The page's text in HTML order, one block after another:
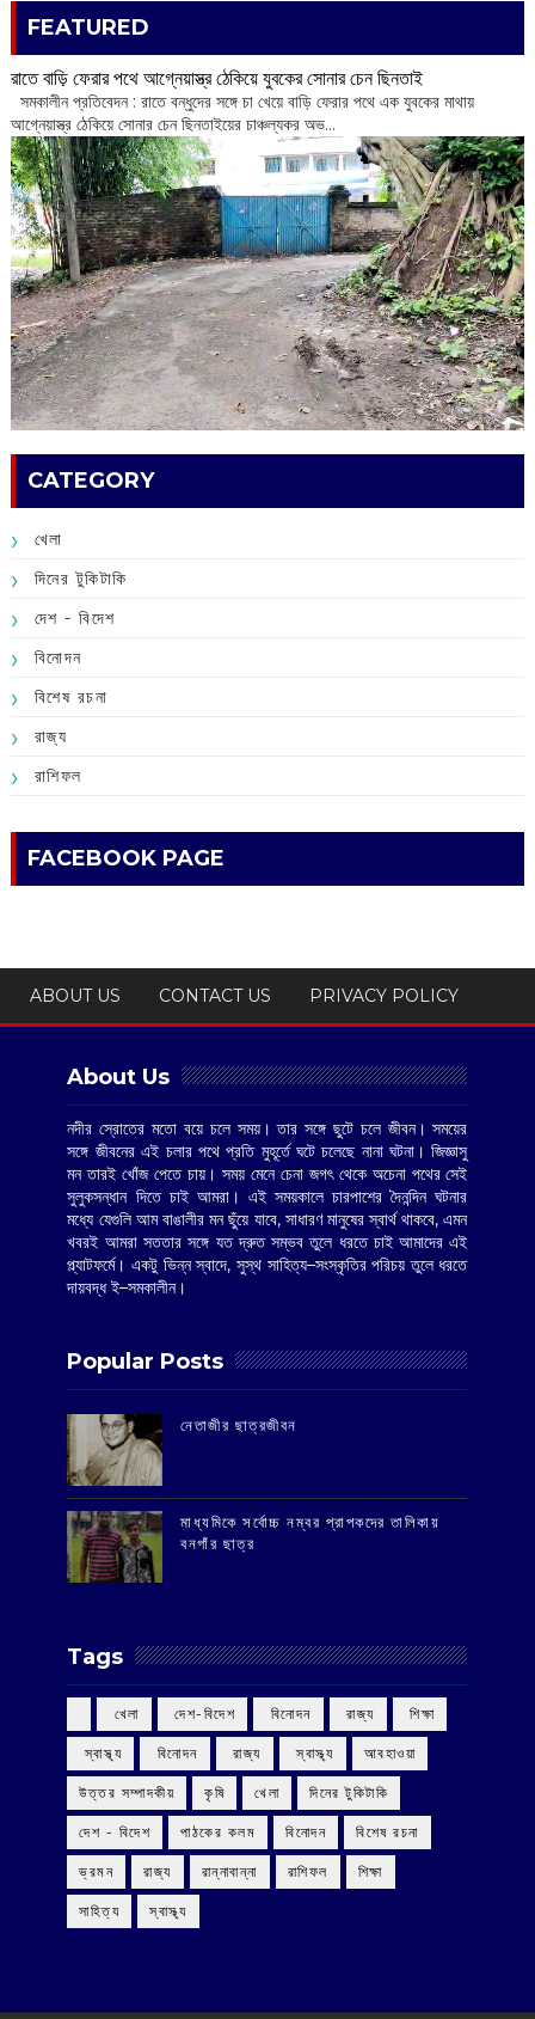
FEATURED
রাতে বাড়ি ফেরার পথে আগ্নেয়াস্ত্র ঠেকিয়ে যুবকের সোনার চেন ছিনতাই
সমকালীন প্রতিবেদন : রাতে বন্ধুদের সঙ্গে চা খেয়ে বাড়ি ফেরার পথে এক যুবকের মাথায়
আগ্নেয়াস্ত্র ঠেকিয়ে সোনার চেন ছিনতাইয়ের চাঞ্চল্যকর অভ...
CATEGORY
খেলা
দিনের টুকিটাকি
দেশ - বিদেশ
বিনোদন
বিশেষ রচনা
রাজ্য
রাশিফল
FACEBOOK PAGE
ABOUT US CONTACT US PRIVACY POLICY
About Us
নদীর স্রোতের মতো বয়ে চলে সময়। তার সঙ্গে ছুটে চলে জীবন। সময়ের
সঙ্গে জীবনের এই চলার পথে প্রতি মুহূর্তে ঘটে চলেছে নানা ঘটনা। জিজ্ঞাসু
মন তারই খোঁজ পেতে চায়। সময় মেনে চেনা জগৎ থেকে অচেনা পথের সেই
সুলুকসন্ধান দিতে চাই আমরা। এই সময়কালে চারপাশের দৈনন্দিন ঘটনার
মধ্যে যেগুলি আম বাঙালীর মন ছুঁয়ে যাবে, সাধারণ মানুষের স্বার্থ থাকবে, এমন
খবরই আমরা সততার সঙ্গে যত দ্রুত সম্ভব তুলে ধরতে চাই আমাদের এই
প্ল্যাটফর্মে। একটু ভিন্ন স্বাদে, সুস্থ সাহিত্য–সংস্কৃতির পরিচয় তুলে ধরতে
দায়বদ্ধ ই–সমকালীন।
Popular Posts
‌নেতাজীর ছাত্রজীবন
মাধ্যমিকে সর্বোচ্চ নম্বর প্রাপকদের তালিকায়
বনগাঁর ছাত্র
Tags
‌ খেলা ‌ দেশ-বিদেশ ‌ বিনোদন ‌ রাজ্য ‌ শিক্ষা
‌ স্বাস্থ্য ‌ বিনোদন ‌ রাজ্য ‌ স্বাস্থ্য আবহাওয়া
উত্তর সম্পাদকীয় কৃষি খেলা দিনের টুকিটাকি
দেশ - বিদেশ পাঠকের কলম বিনোদন বিশেষ রচনা
ভ্রমন রাজ্য রান্নাবান্না রাশিফল শিক্ষা
সাহিত্য স্বাস্থ্য